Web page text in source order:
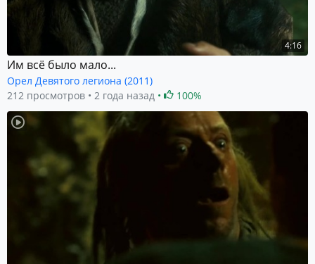
4:16
Им всё было мало...
Орел Девятого легиона (2011)
212 просмотров
2 года назад 100%